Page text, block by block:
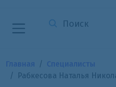
Рабкесова Наталья